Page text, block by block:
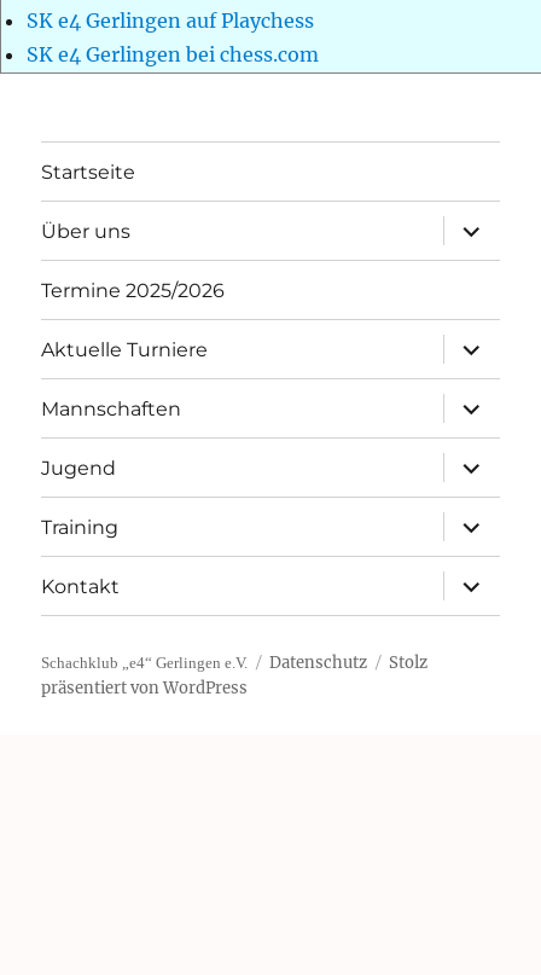
SK e4 Gerlingen auf Playchess
SK e4 Gerlingen bei chess.com
Startseite
Über uns
öffnen
Termine 2025/2026
Aktuelle Turniere
öffnen
Mannschaften
öffnen
Jugend
öffnen
Training
öffnen
Kontakt
öffnen
Schachklub „e4“ Gerlingen e.V. Datenschutz
Stolz
präsentiert von WordPress